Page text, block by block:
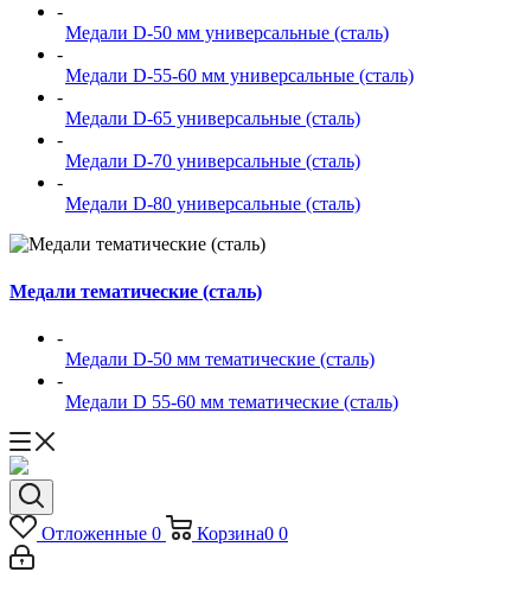
-
Медали D-50 мм универсальные (сталь)
-
Медали D-55-60 мм универсальные (сталь)
-
Медали D-65 универсальные (сталь)
-
Медали D-70 универсальные (сталь)
-
Медали D-80 универсальные (сталь)
Медали тематические (сталь)
-
Медали D-50 мм тематические (сталь)
-
Медали D 55-60 мм тематические (сталь)
Отложенные 0 Корзина0 0